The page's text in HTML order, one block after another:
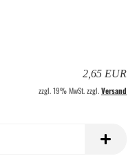
2,65 EUR
zzgl. 19% MwSt. zzgl.Versand